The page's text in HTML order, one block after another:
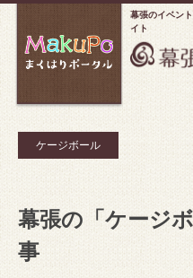
幕張のイベン
イト
ケージボール
幕張の「ケージ
事